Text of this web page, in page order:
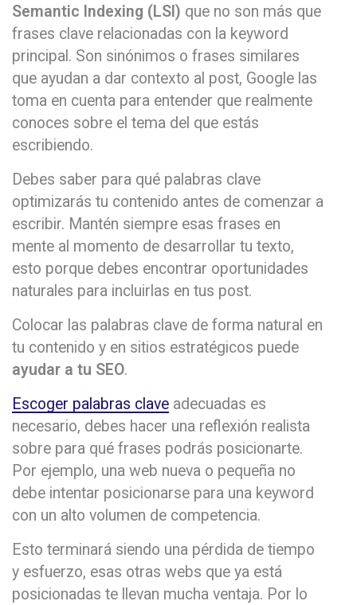
Semantic Indexing (LSI) que no son más que
frases clave relacionadas con la keyword
principal. Son sinónimos o frases similares
que ayudan a dar contexto al post, Google las
toma en cuenta para entender que realmente
conoces sobre el tema del que estás
escribiendo.
Debes saber para qué palabras clave
optimizarás tu contenido antes de comenzar a
escribir. Mantén siempre esas frases en
mente al momento de desarrollar tu texto,
esto porque debes encontrar oportunidades
naturales para incluirlas en tus post.
Colocar las palabras clave de forma natural en
tu contenido y en sitios estratégicos puede
ayudar a tu SEO.
Escoger palabras clave adecuadas es
necesario, debes hacer una reflexión realista
sobre para qué frases podrás posicionarte.
Por ejemplo, una web nueva o pequeña no
debe intentar posicionarse para una keyword
con un alto volumen de competencia.
Esto terminará siendo una pérdida de tiempo
y esfuerzo, esas otras webs que ya está
posicionadas te llevan mucha ventaja. Por lo